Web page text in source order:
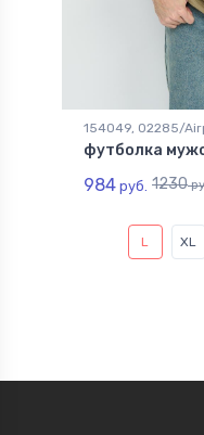
154049, 02285/
футболка
984 руб. 1230
L XL